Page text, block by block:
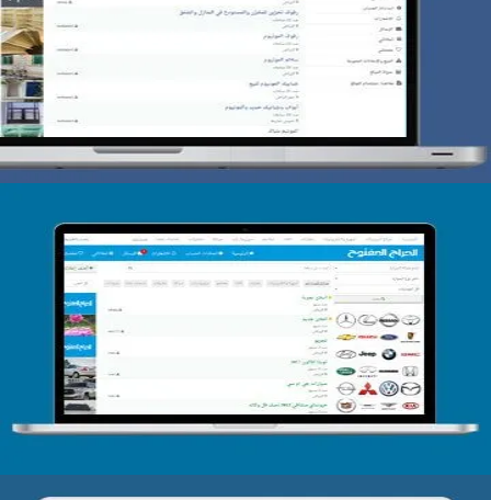
تصميم حراج سكراب
التفاصيل
تصميم الحراج الدولى